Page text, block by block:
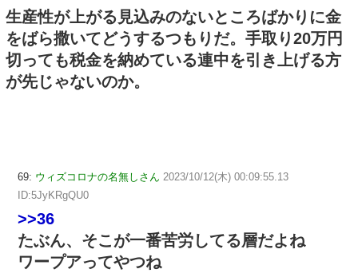
生産性が上がる見込みのないところばかりに金
をばら撒いてどうするつもりだ。手取り20万円
切っても税金を納めている連中を引き上げる方
が先じゃないのか。
69: ウィズコロナの名無しさん 2023/10/12(木) 00:09:55.13
ID:5JyKRgQU0
>>36
たぶん、そこが一番苦労してる層だよね
ワープアってやつね